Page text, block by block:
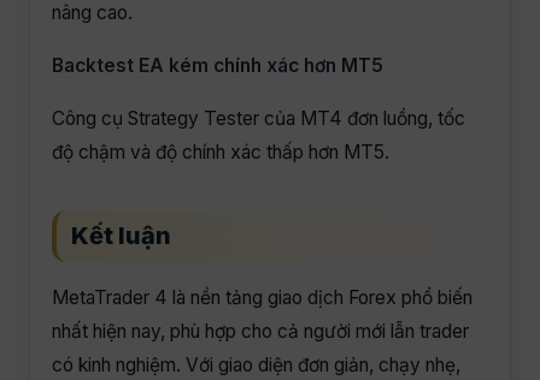
nâng cao.
Backtest EA kém chính xác hơn MT5
Công cụ Strategy Tester của MT4 đơn luồng, tốc
độ chậm và độ chính xác thấp hơn MT5.
Kết luận
MetaTrader 4 là nền tảng giao dịch Forex phổ biến
nhất hiện nay, phù hợp cho cả người mới lẫn trader
có kinh nghiệm. Với giao diện đơn giản, chạy nhẹ,